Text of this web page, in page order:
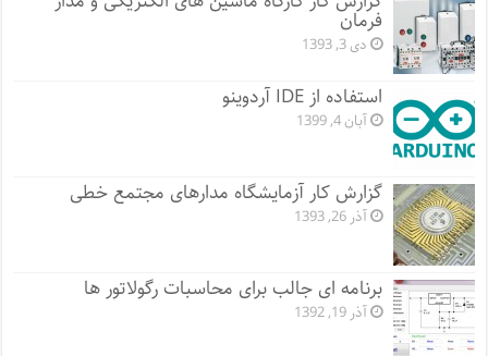
فرمان
دی 3, 1393
استفاده از IDE آردوینو
آبان 4, 1399
گزارش کار آزمایشگاه مدارهای مجتمع خطی
آذر 26, 1393
برنامه ای جالب برای محاسبات رگولاتور ها
آذر 19, 1392